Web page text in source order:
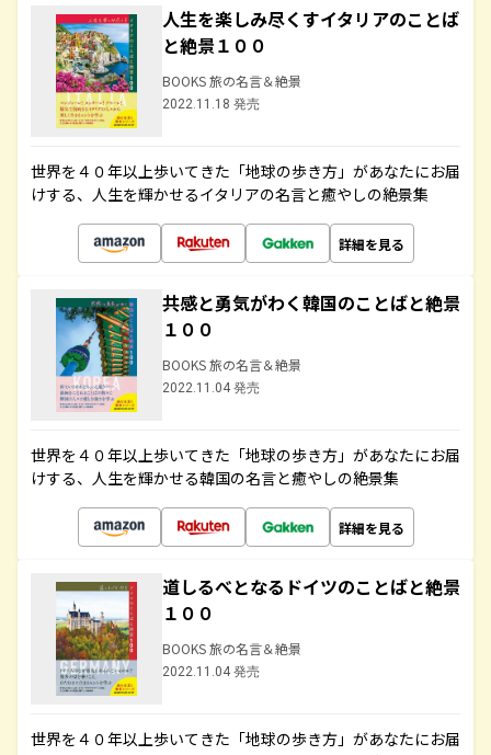
人生を楽しみ尽くすイタリアのことば
と絶景１００
BOOKS 旅の名言＆絶景
2022.11.18 発売
世界を４０年以上歩いてきた「地球の歩き方」があなたにお届
けする、人生を輝かせるイタリアの名言と癒やしの絶景集
詳細を見る
共感と勇気がわく韓国のことばと絶景
１００
BOOKS 旅の名言＆絶景
2022.11.04 発売
世界を４０年以上歩いてきた「地球の歩き方」があなたにお届
けする、人生を輝かせる韓国の名言と癒やしの絶景集
詳細を見る
道しるべとなるドイツのことばと絶景
１００
BOOKS 旅の名言＆絶景
2022.11.04 発売
世界を４０年以上歩いてきた「地球の歩き方」があなたにお届